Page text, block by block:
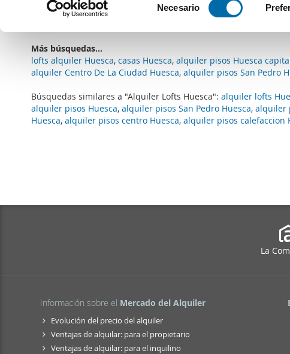
Identificar su dispositivo
en la Declaración de cookies.
Las cookies de este sitio web
de redes sociales y analizar el
sitio web con nuestros
e
c
c
ó
n
e
t
o
Necesario
Búsquedas similares a "Alquiler Lofts Huesca": alquiler lofts
alquiler pisos Huesca, alquiler pisos San Pedro Huesca, alquiler
Huesca, alquiler pisos centro Huesca, alquiler pisos calefaccion
Suscríbete a una alerta emailcuando existan viviendas que
Más búsquedas...
lofts alquiler Huesca, casas Huesca, alquiler pisos Huesca
alquiler Centro De La Ciudad Huesca, alquiler pisos San Pedro
La
Información sobre el Mercado del Alquiler
Evolución del precio del alquiler
Ventajas de alquilar: para el propietario
Ventajas de alquilar: para el inquilino